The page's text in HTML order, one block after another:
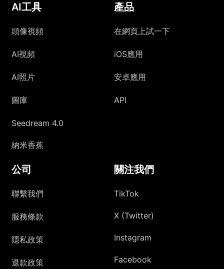
AI工具
頭像視頻
AI視頻
AI照片
圖庫
Seedream 4.0
納米香蕉
產品
在網頁上試一下
iOS應用
安卓應用
API
公司
聯繫我們
服務條款
隱私政策
退款政策
關注我們
TikTok
X (Twitter)
Instagram
Facebook